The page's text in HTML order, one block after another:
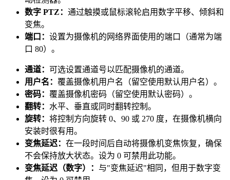
数字 PTZ： 通过触摸或鼠标滚轮启用数字平移、倾斜和
变焦。
端口： 设置为摄像机的网络界面使用的端口（通常为端
口 80）。
通道： 可选设置通道号以匹配摄像机的通道。
用户名： 覆盖摄像机用户名（留空使用默认用户名）。
密码： 覆盖摄像机密码（留空使用默认密码）。
翻转： 水平、垂直或同时翻转控制。
旋转： 将控制方向旋转 0、90 或 270 度，在摄像机横向
安装时很有用。
变焦延迟： 在一段时间后自动将摄像机变焦恢复，确保
不会保持放大状态。设为 0 可禁用此功能。
变焦延迟（数字）： 与"变焦延迟"相同，但用于数字变